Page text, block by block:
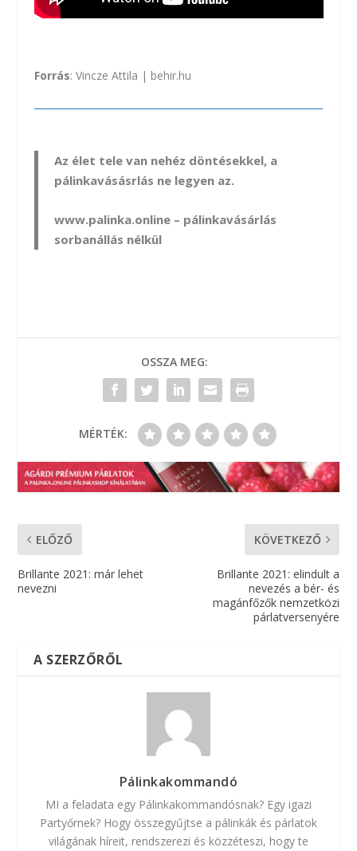
Forrás: Vincze Attila | behir.hu
Az élet tele van nehéz döntésekkel, a
pálinkavásásrlás ne legyen az.
www.palinka.online– pálinkavásárlás
sorbanállás nélkül
OSSZA MEG:
MÉRTÉK:
ELŐZŐ
Brillante 2021: már lehet
nevezni
KÖVETKEZŐ
Brillante 2021: elindult a
nevezés a bér- és
magánfőzők nemzetközi
párlatversenyére
A SZERZŐRŐL
Pálinkakommandó
MI a feladata egy Pálinkakommandósnak? Egy igazi
Partyőrnek? Hogy összegyűjtse a pálinkák és párlatok
világának híreit, rendszerezi és közzéteszi, hogy te